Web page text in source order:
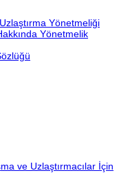
Yönetmeliği
Yönetmelik
ve Uzlaştırmacılar İçin